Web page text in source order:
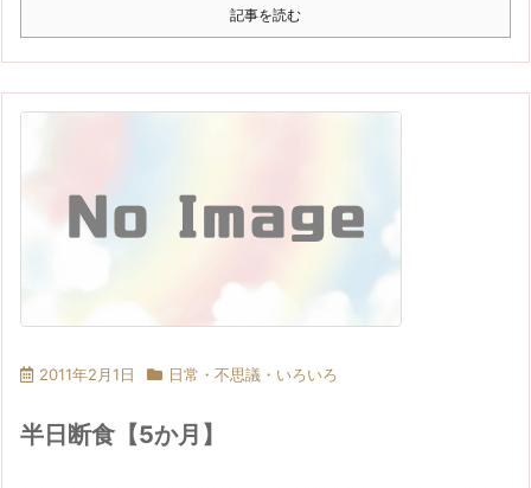
記事を読む
2011年2月1日 日常・不思議・いろいろ
半日断食【5か月】